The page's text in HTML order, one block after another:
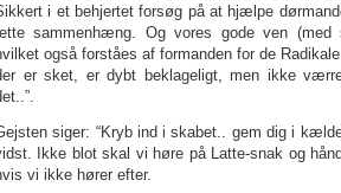
i et behjertet forsøg på at hjælpe
sammenhæng. Og vores gode ven
også forståes af formanden for de
er sket, er dybt beklageligt, men ikke
siger: “Kryb ind i skabet.. gem dig i
Ikke blot skal vi høre på Latte-snak og
vi ikke hører efter.